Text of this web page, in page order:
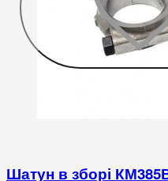
Шатун в зборі